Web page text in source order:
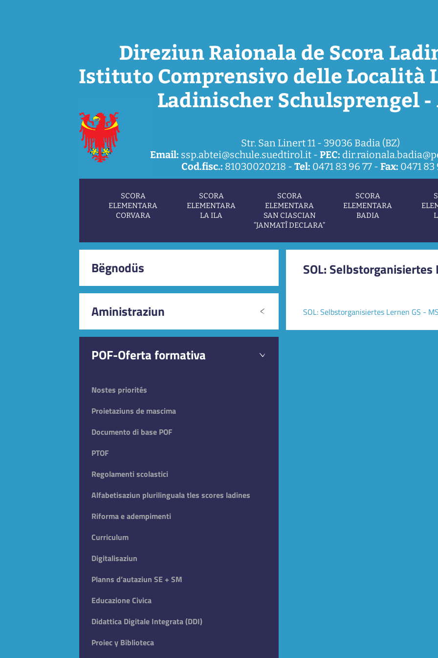
Str. San Linert 11 - 39036 Badia (BZ)
Email: ssp.abtei@schule.suedtirol.it - PEC:
Cod.fisc.: 81030020218 - Tel: 0471 83 96 77 - Fax: 0471 83
SCORA
ELEMENTARA
CORVARA
SCORA
ELEMENTARA
LA ILA
SCORA
ELEMENTARA
SAN CIASCIAN
“JANMATÎ DECLARA”
SCORA
ELEMENTARA
BADIA
SOL: Selbstorganisiertes
SOL: Selbstorganisiertes Lernen GS - MS
Bëgnodüs
Aministraziun
POF-Oferta formativa
Nostes priorités
Proietaziuns de mascima
Documento di base POF
PTOF
Regolamenti scolastici
Alfabetisaziun plurilinguala tles scores ladines
Riforma e adempimenti
Curriculum
Digitalisaziun
Planns d’autaziun SE + SM
Educazione Civica
Didattica Digitale Integrata (DDI)
Proiec y Biblioteca